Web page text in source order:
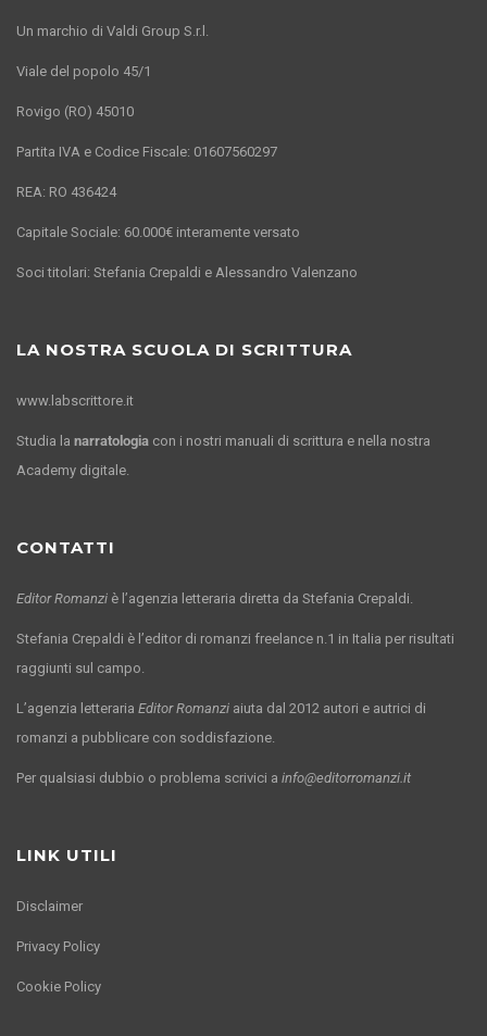
Un marchio di Valdi Group S.r.l.
Viale del popolo 45/1
Rovigo (RO) 45010
Partita IVA e Codice Fiscale: 01607560297
REA: RO 436424
Capitale Sociale: 60.000€ interamente versato
Soci titolari: Stefania Crepaldi e Alessandro Valenzano
LA NOSTRA SCUOLA DI SCRITTURA
www.labscrittore.it
Studia la narratologia con i nostri manuali di scrittura e nella nostra
Academy digitale.
CONTATTI
Editor Romanzi è l’agenzia letteraria diretta da Stefania Crepaldi.
Stefania Crepaldi è l’editor di romanzi freelance n.1 in Italia per risultati
raggiunti sul campo.
L’agenzia letteraria Editor Romanzi aiuta dal 2012 autori e autrici di
romanzi a pubblicare con soddisfazione.
Per qualsiasi dubbio o problema scrivici a info@editorromanzi.it
LINK UTILI
Disclaimer
Privacy Policy
Cookie Policy